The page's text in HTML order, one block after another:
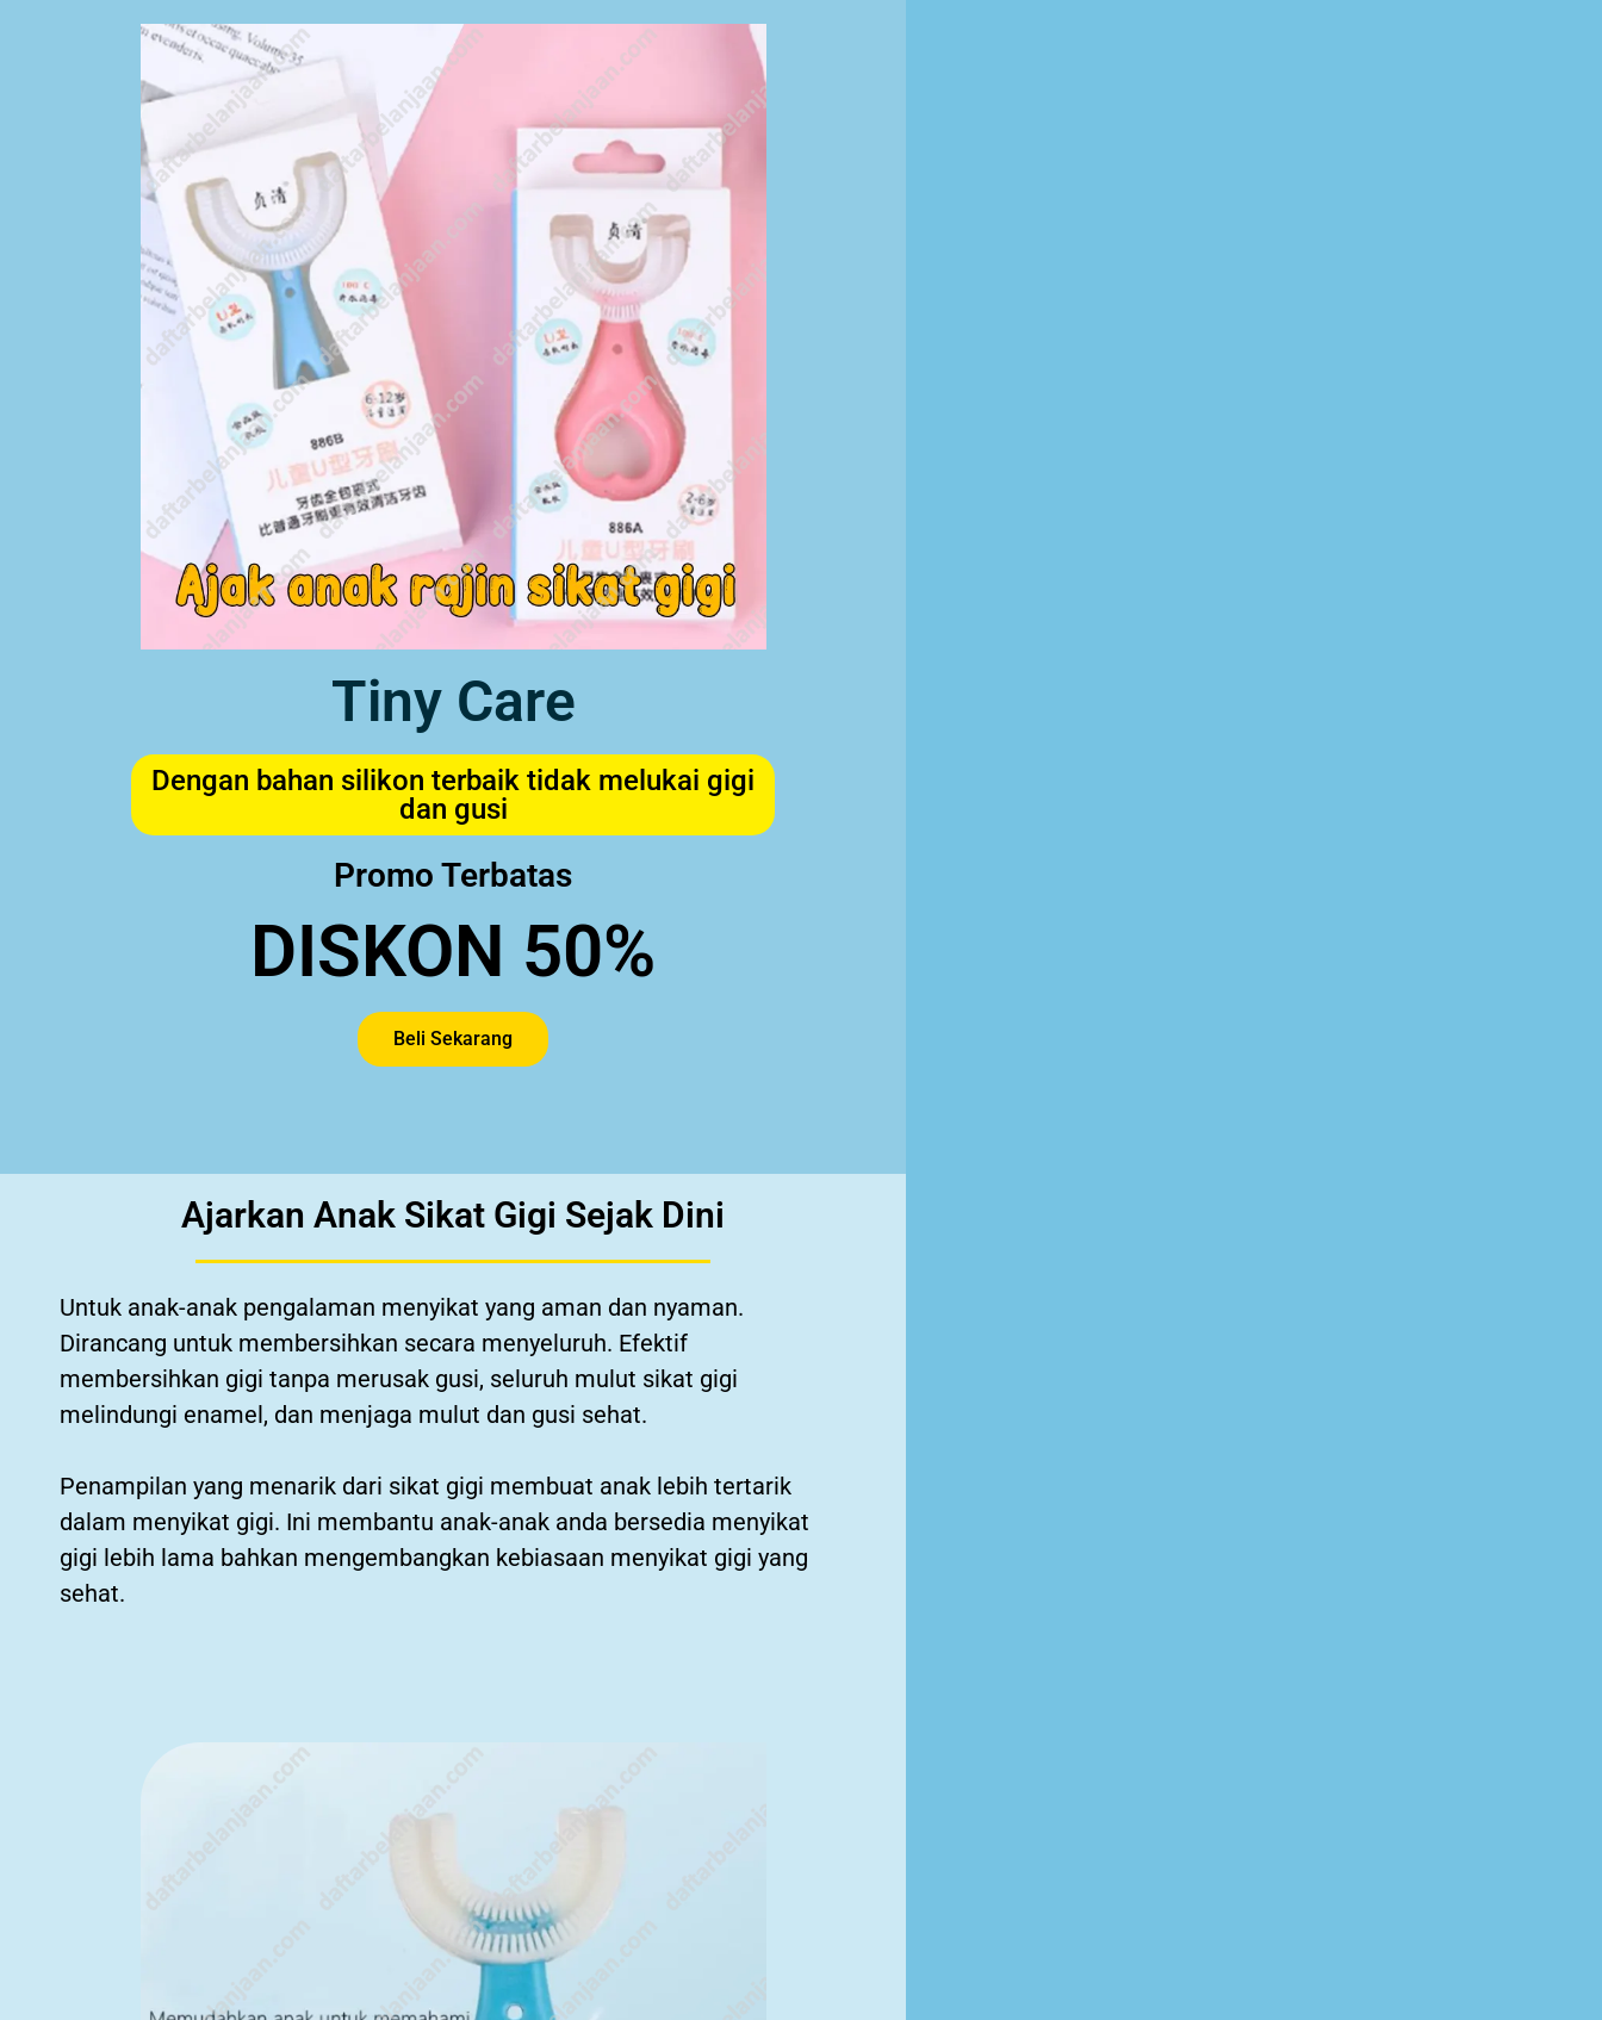
Tiny Care
Dengan bahan silikon terbaik tidak melukai gigi
dan gusi
Promo Terbatas
DISKON 50%
Beli Sekarang
Ajarkan Anak Sikat Gigi Sejak Dini
Untuk anak-anak pengalaman menyikat yang aman dan nyaman.
Dirancang untuk membersihkan secara menyeluruh. Efektif
membersihkan gigi tanpa merusak gusi, seluruh mulut sikat gigi
melindungi enamel, dan menjaga mulut dan gusi sehat.
Penampilan yang menarik dari sikat gigi membuat anak lebih tertarik
dalam menyikat gigi. Ini membantu anak-anak anda bersedia menyikat
gigi lebih lama bahkan mengembangkan kebiasaan menyikat gigi yang
sehat.